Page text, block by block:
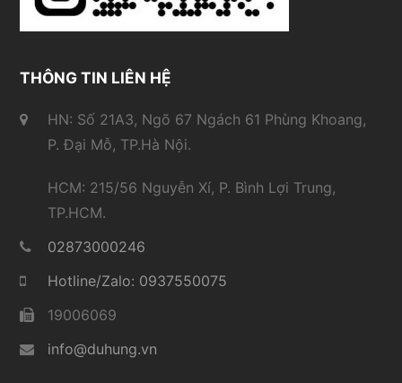
THÔNG TIN LIÊN HỆ
HN: Số 21A3, Ngõ 67 Ngách 61 Phùng Khoang,
P. Đại Mỗ, TP.Hà Nội.
HCM: 215/56 Nguyễn Xí, P. Bình Lợi Trung,
TP.HCM.
02873000246
Hotline/Zalo: 0937550075
19006069
info@duhung.vn